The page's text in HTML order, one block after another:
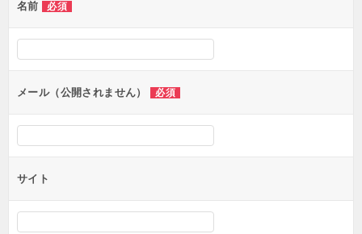
ー
シ
ン
名前 必須
メール（公開されません） 必須
サイト